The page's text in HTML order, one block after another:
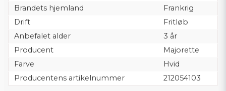
Brandets hjemland
Frankrig
Drift
Fritløb
Anbefalet alder
3 år
Producent
Majorette
Farve
Hvid
Producentens artikelnummer
212054103